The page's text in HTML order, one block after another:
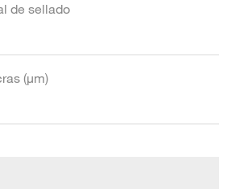
de sellado
(µm)